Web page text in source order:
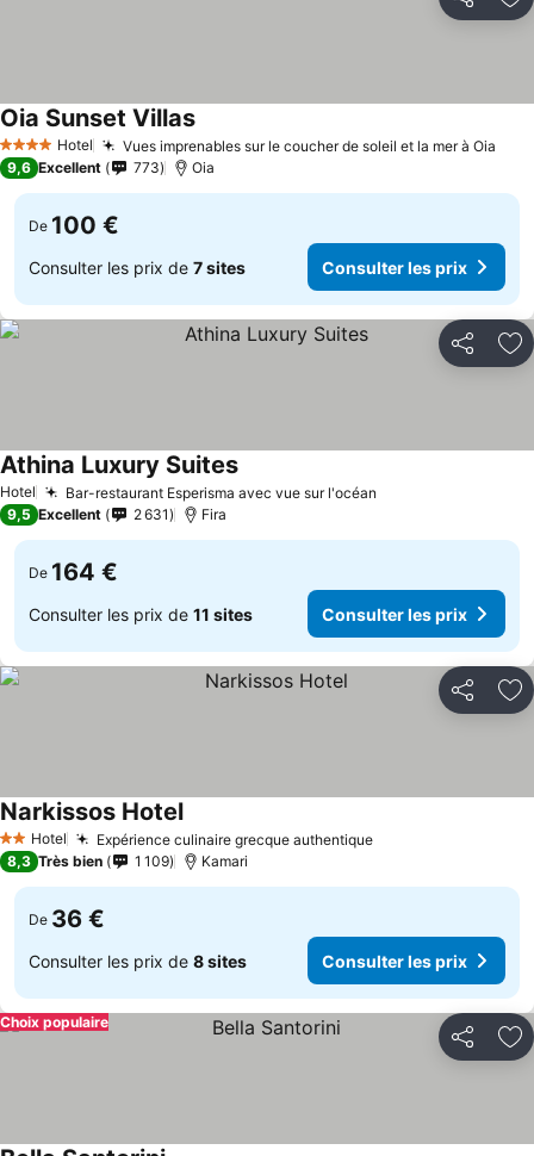
Partager
4 Étoiles Hotel Vues imprenables sur le coucher de soleil et la mer à Oia
Oia Sunset Villas
9,6 Excellent 773 Oia
De 100 €
Consulter les prix de 7 sites Consulter les prix
Partager
Hotel Bar-restaurant Esperisma avec vue sur l'océan
Athina Luxury Suites
9,5 Excellent 2 631 Fira
De 164 €
Consulter les prix de 11 sites Consulter les prix
Partager
2 Étoiles
Hotel Expérience culinaire grecque authentique
Narkissos Hotel
8,3 Très bien 1 109 Kamari
De 36 €
Consulter les prix de 8 sites Consulter les prix
Partager
Choix populaire